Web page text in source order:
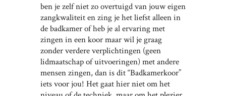
ben je zelf niet zo overtuigd van jouw eigen
zangkwaliteit en zing je het liefst alleen in
de badkamer of heb je al ervaring met
zingen in een koor maar wil je graag
zonder verdere verplichtingen (geen
lidmaatschap of uitvoeringen) met andere
mensen zingen, dan is dit “Badkamerkoor”
iets voor jou! Het gaat hier niet om het